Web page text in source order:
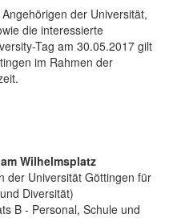
der Universität,
die interessierte
Tag am 30.05.2017 gilt
im Rahmen der
Wilhelmsplatz
der Universität Göttingen für
Diversität)
B - Personal, Schule und